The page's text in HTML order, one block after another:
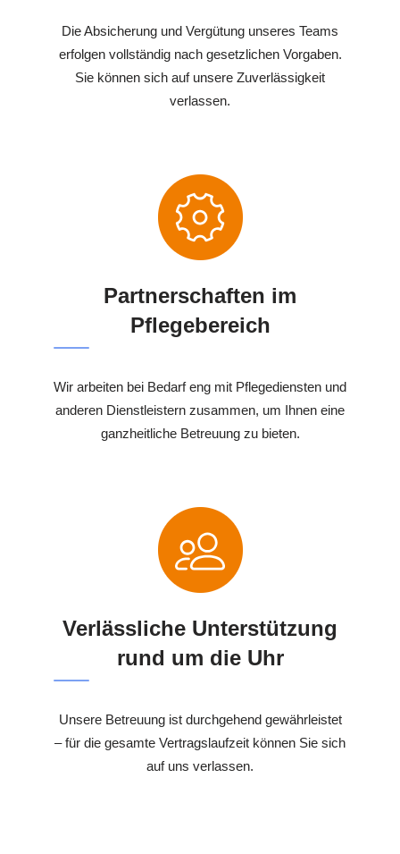
Die Absicherung und Vergütung unseres Teams
erfolgen vollständig nach gesetzlichen Vorgaben.
Sie können sich auf unsere Zuverlässigkeit
verlassen.
Partnerschaften im
Pflegebereich
Wir arbeiten bei Bedarf eng mit Pflegediensten und
anderen Dienstleistern zusammen, um Ihnen eine
ganzheitliche Betreuung zu bieten.
Verlässliche Unterstützung
rund um die Uhr
Unsere Betreuung ist durchgehend gewährleistet
– für die gesamte Vertragslaufzeit können Sie sich
auf uns verlassen.